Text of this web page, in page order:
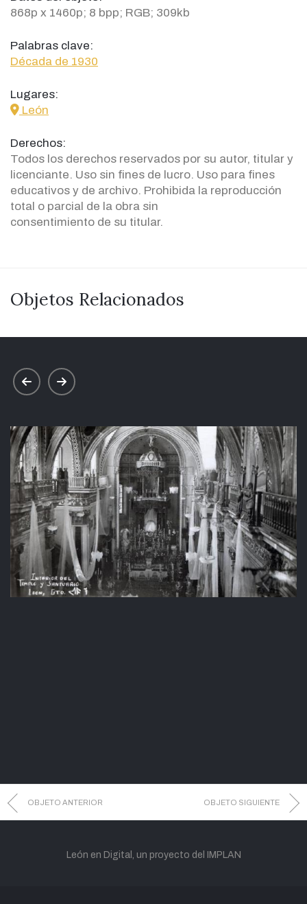
868p x 1460p; 8 bpp; RGB; 309kb
Palabras clave:
Década de 1930
Lugares:
icon
León
Derechos:
Todos los derechos reservados por su autor, titular y
licenciante. Uso sin fines de lucro. Uso para fines
educativos y de archivo. Prohibida la reproducción
total o parcial de la obra sin
consentimiento de su titular.
Objetos Relacionados
prev next
OBJETO ANTERIOR OBJETO SIGUIENTE
León en Digital, un proyecto del IMPLAN